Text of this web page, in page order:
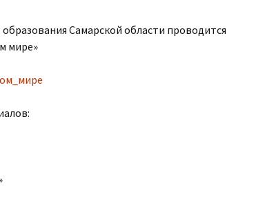
Самарской области проводится
мире»